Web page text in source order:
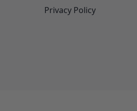
Privacy Policy